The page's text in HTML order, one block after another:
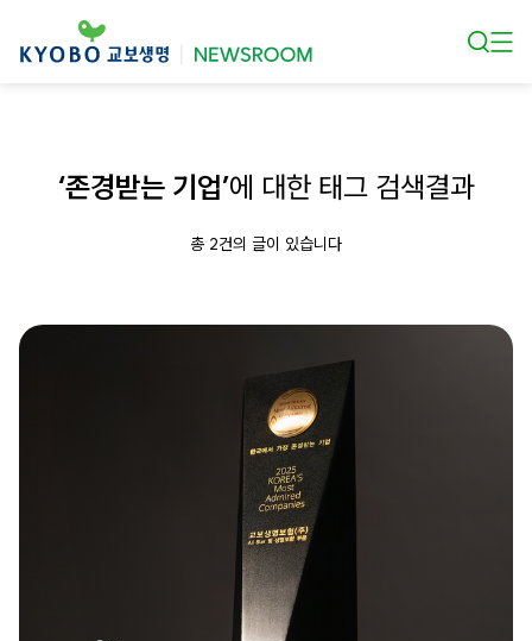
‘존경받는 기업’에 대한 태그 검색결과
총 2건의 글이 있습니다